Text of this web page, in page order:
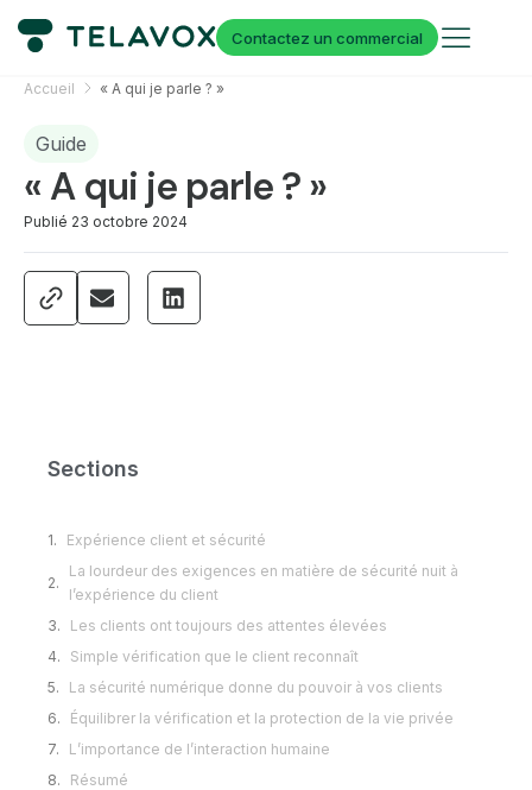
Contactez un commercial
Accueil « A qui je parle ? »
Guide
« A qui je parle ? »
Publié 23 octobre 2024
Sections
Expérience client et sécurité
La lourdeur des exigences en matière de sécurité nuit à
l’expérience du client
Les clients ont toujours des attentes élevées
Simple vérification que le client reconnaît
La sécurité numérique donne du pouvoir à vos clients
Équilibrer la vérification et la protection de la vie privée
L’importance de l’interaction humaine
Résumé